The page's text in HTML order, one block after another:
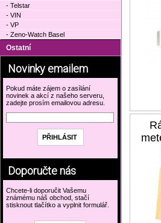
- Telstar
- VIN
- VP
- Zeno-Watch Basel
Ostatní
Novinky emailem
Pokud máte zájem o zasílání
novinek a akcí z našeho serveru,
zadejte prosím emailovou adresu.
Doporučte nás
Chcete-li doporučit Vašemu
známému náš obchod, stačí
stisknout tlačítko a vyplnit formulář.